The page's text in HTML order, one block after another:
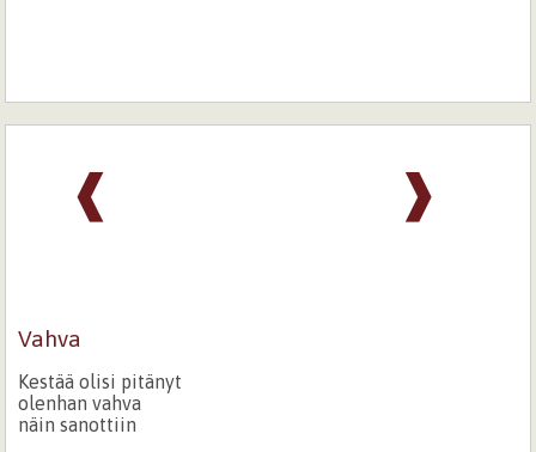
❱
❰
Vahva
Kestää olisi pitänyt
olenhan vahva
näin sanottiin